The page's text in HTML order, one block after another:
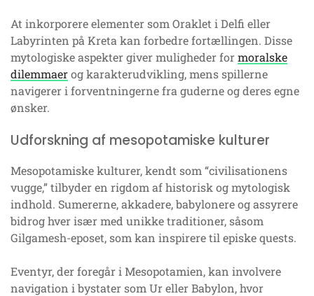
At inkorporere elementer som Oraklet i Delfi eller
Labyrinten på Kreta kan forbedre fortællingen. Disse
mytologiske aspekter giver muligheder formoralske
dilemmaerog karakterudvikling, mens spillerne
navigerer i forventningerne fra guderne og deres egne
ønsker.
Udforskning af mesopotamiske kulturer
Mesopotamiske kulturer, kendt som “civilisationens
vugge,” tilbyder en rigdom af historisk og mytologisk
indhold. Sumererne, akkadere, babylonere og assyrere
bidrog hver især med unikke traditioner, såsom
Gilgamesh-eposet, som kan inspirere til episke quests.
Eventyr, der foregår i Mesopotamien, kan involvere
navigation i bystater som Ur eller Babylon, hvor